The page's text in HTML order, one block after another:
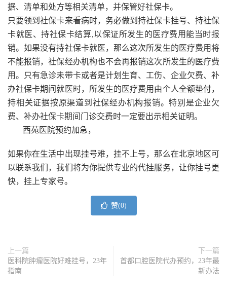
据、清单和处方等相关清单，并保管好社保卡。
只要领到社保卡来看病时，务必做到持社保卡挂号、持社保
卡就医、持社保卡结算,以保证所发生的医疗费用能当时报
销。如果没有持社保卡就医，那么这次所发生的医疗费用将
不能报销，社保经办机构也不会再报销这次所发生的医疗费
用。只有急诊未带卡或者是计划生育、工伤、企业欠费、补
办社保卡期间就医时，所发生的医疗费用由个人全额垫付，
持相关证据按原渠道到社保经办机构报销。特别是企业欠
费、补办社保卡期间门诊交费时一定要出示相关证明。
西苑医院预约加急，
如果你在生活中出现挂号难，挂不上号，那么在北京地区可
以联系我们，我们将为你提供专业的代挂服务，让你挂号更
快，挂上专家号。
赞(0)
上一篇
医科院肿瘤医院好难挂号，23年
指南
下一篇
首都口腔医院代办预约，23年最
新办法